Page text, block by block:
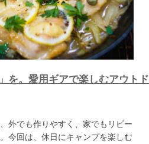
を。愛用ギアで楽しむアウトド
外でも作りやすく、家でもリピー
今回は、休日にキャンプを楽しむ